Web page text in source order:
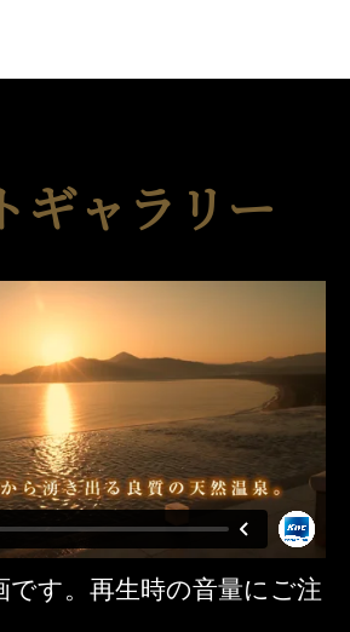
ギャラリー
す。再生時の音量にご注